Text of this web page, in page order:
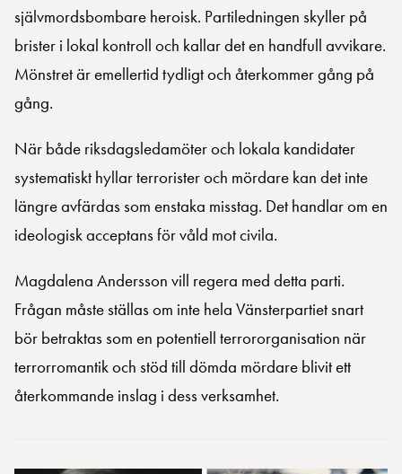
självmordsbombare heroisk. Partiledningen skyller på
brister i lokal kontroll och kallar det en handfull avvikare.
Mönstret är emellertid tydligt och återkommer gång på
gång.
När både riksdagsledamöter och lokala kandidater
systematiskt hyllar terrorister och mördare kan det inte
längre avfärdas som enstaka misstag. Det handlar om en
ideologisk acceptans för våld mot civila.
Magdalena Andersson vill regera med detta parti.
Frågan måste ställas om inte hela Vänsterpartiet snart
bör betraktas som en potentiell terrororganisation när
terrorromantik och stöd till dömda mördare blivit ett
återkommande inslag i dess verksamhet.